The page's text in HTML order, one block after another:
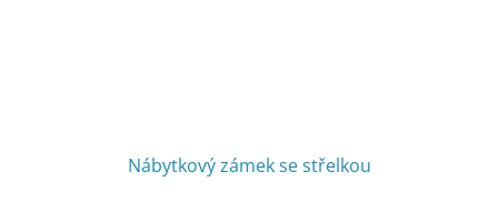
Nábytkový zámek se střelkou